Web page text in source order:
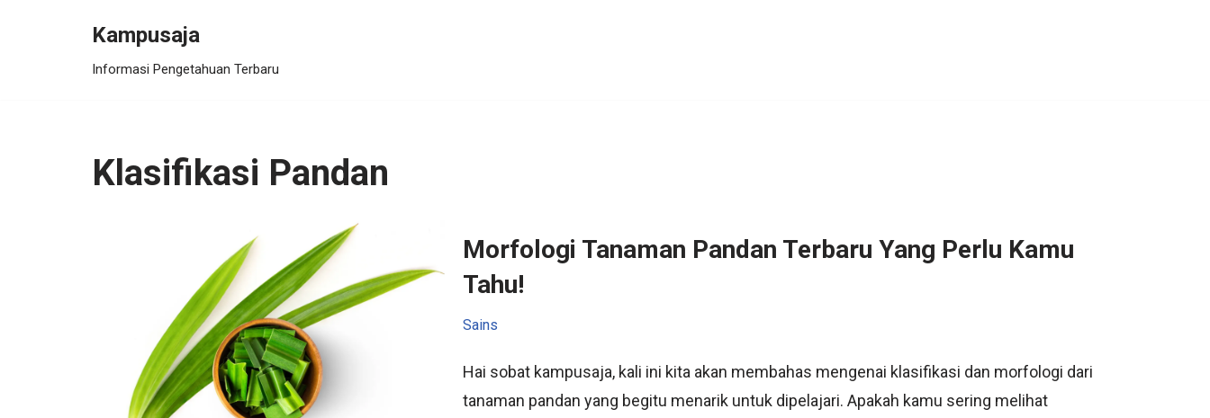
Kampusaja
Informasi Pengetahuan Terbaru
Klasifikasi Pandan
Morfologi Tanaman Pandan Terbaru Yang Perlu Kamu
Tahu!
Sains
Hai sobat kampusaja, kali ini kita akan membahas mengenai klasifikasi dan morfologi dari
tanaman pandan yang begitu menarik untuk dipelajari. Apakah kamu sering melihat